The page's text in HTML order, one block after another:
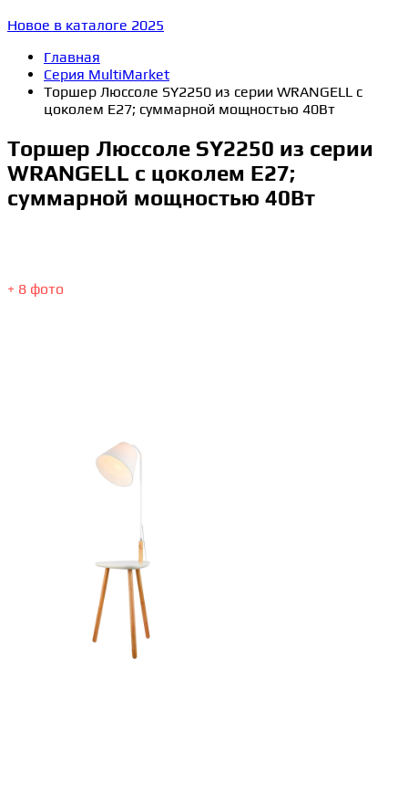
Новое в каталоге 2025
Главная
Серия MultiMarket
Торшер Люссоле SY2250 из серии WRANGELL с
цоколем E27; суммарной мощностью 40Вт
Торшер Люссоле SY2250 из серии
WRANGELL с цоколем E27;
суммарной мощностью 40Вт
+ 8 фото